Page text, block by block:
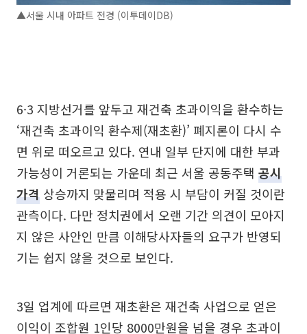
▲서울 시내 아파트 전경 (이투데이DB)
6·3 지방선거를 앞두고 재건축 초과이익을 환수하는
‘재건축 초과이익 환수제(재초환)’ 폐지론이 다시 수
면 위로 떠오르고 있다. 연내 일부 단지에 대한 부과
가능성이 거론되는 가운데 최근 서울 공동주택 공시
가격 상승까지 맞물리며 적용 시 부담이 커질 것이란
관측이다. 다만 정치권에서 오랜 기간 의견이 모아지
지 않은 사안인 만큼 이해당사자들의 요구가 반영되
기는 쉽지 않을 것으로 보인다.
3일 업계에 따르면 재초환은 재건축 사업으로 얻은
이익이 조합원 1인당 8000만원을 넘을 경우 초과이